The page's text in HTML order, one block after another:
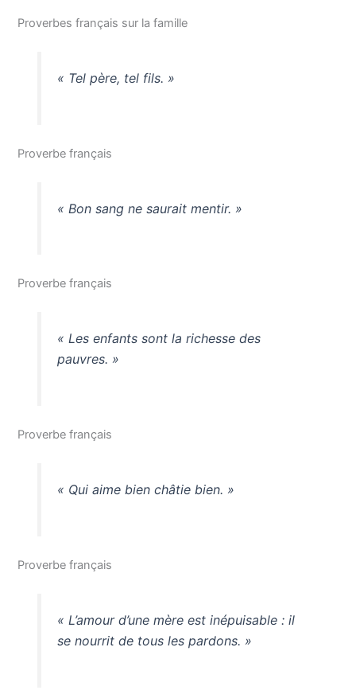
Proverbes français sur la famille
« Tel père, tel fils. »
Proverbe français
« Bon sang ne saurait mentir. »
Proverbe français
« Les enfants sont la richesse des
pauvres. »
Proverbe français
« Qui aime bien châtie bien. »
Proverbe français
« L’amour d’une mère est inépuisable : il
se nourrit de tous les pardons. »